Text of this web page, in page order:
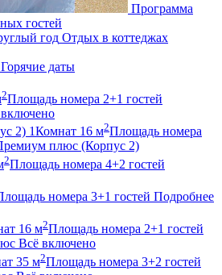
Программа
гостей
Отдых в коттеджах
Горячие даты
2Площадь номера 2+1 гостей
1Комнат 16 м2Площадь номера
плюс (Корпус 2)
2Площадь номера 4+2 гостей
номера 3+1 гостей Подробнее
16 м2Площадь номера 2+1 гостей
Всё включено
35 м2Площадь номера 3+2 гостей